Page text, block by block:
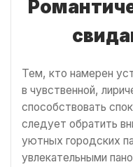
Тем, кто намерен
в чувственной,
способствовать
следует обратить
уютных городских
увлекательными